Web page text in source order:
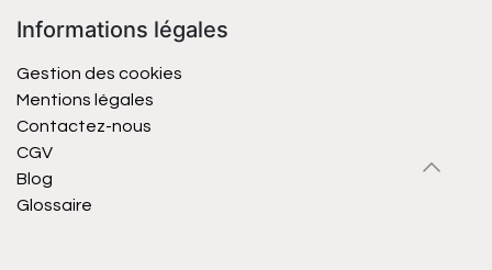
Informations légales
Gestion des cookies
Mentions légales
Contactez-nous
CGV
Blog
Glossaire